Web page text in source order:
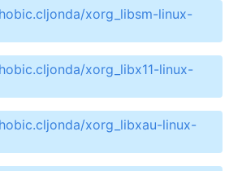
xorg_libsm-linux-
xorg_libx11-linux-
xorg_libxau-linux-